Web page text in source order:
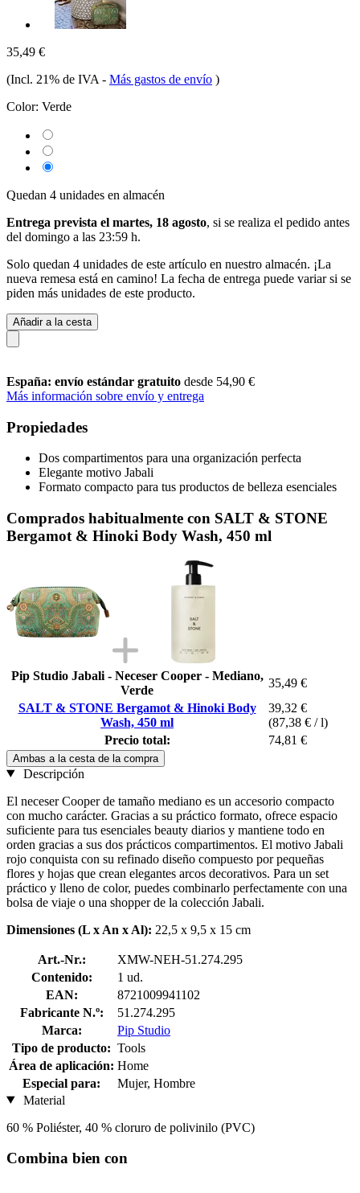
35,49 €
(Incl. 21% de IVA - Más gastos de envío )
Color: Verde
Quedan 4 unidades en almacén
Entrega prevista el martes, 18 agosto, si se realiza el pedido antes
del domingo a las 23:59 h.
Solo quedan 4 unidades de este artículo en nuestro almacén. ¡La
nueva remesa está en camino! La fecha de entrega puede variar si se
piden más unidades de este producto.
Añadir a la cesta
España: envío estándar gratuito desde 54,90 €
Más información sobre envío y entrega
Propiedades
Dos compartimentos para una organización perfecta
Elegante motivo Jabali
Formato compacto para tus productos de belleza esenciales
Comprados habitualmente con SALT & STONE
Bergamot & Hinoki Body Wash, 450 ml
Pip Studio Jabali - Neceser Cooper - Mediano,
Verde
35,49 €
SALT & STONE Bergamot & Hinoki Body
Wash, 450 ml
39,32 €
(87,38 € / l)
Precio total:
74,81 €
Ambas a la cesta de la compra
Descripción
El neceser Cooper de tamaño mediano es un accesorio compacto
con mucho carácter. Gracias a su práctico formato, ofrece espacio
suficiente para tus esenciales beauty diarios y mantiene todo en
orden gracias a sus dos prácticos compartimentos. El motivo Jabali
rojo conquista con su refinado diseño compuesto por pequeñas
flores y hojas que crean elegantes arcos decorativos. Para un set
práctico y lleno de color, puedes combinarlo perfectamente con una
bolsa de viaje o una shopper de la colección Jabali.
Dimensiones (L x An x Al): 22,5 x 9,5 x 15 cm
Art.-Nr.:
XMW-NEH-51.274.295
Contenido:
1 ud.
EAN:
8721009941102
Fabricante N.º:
51.274.295
Marca:
Pip Studio
Tipo de producto: Tools
Área de aplicación: Home
Especial para:
Mujer, Hombre
Material
60 % Poliéster, 40 % cloruro de polivinilo (PVC)
Combina bien con